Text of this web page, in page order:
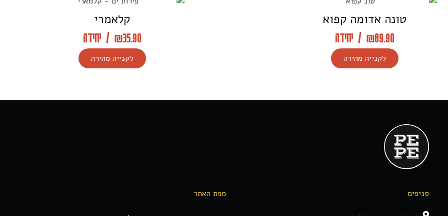
טונה אדומה קפוא
₪89.90
/ יחידה
לקנייה מהירה
קלאמרי
₪35.90
/ יחידה
לקנייה מהירה
סניפים מפת האתר